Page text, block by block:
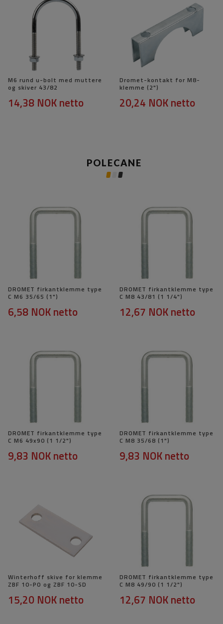
M6 rund u-bolt med muttere
og skiver 43/82
14,38 NOKnetto
Dromet-kontakt for M8-
klemme (2")
20,24 NOKnetto
POLECANE
DROMET firkantklemme type
C M6 35/65 (1")
6,58 NOKnetto
DROMET firkantklemme type
C M8 43/81 (1 1/4")
12,67 NOKnetto
DROMET firkantklemme type
C M6 49x90 (1 1/2")
9,83 NOKnetto
DROMET firkantklemme type
C M8 35/68 (1")
9,83 NOKnetto
Winterhoff skive for klemme
ZBF 10-PO og ZBF 10-SD
15,20 NOKnetto
DROMET firkantklemme type
C M8 49/90 (1 1/2")
12,67 NOKnetto